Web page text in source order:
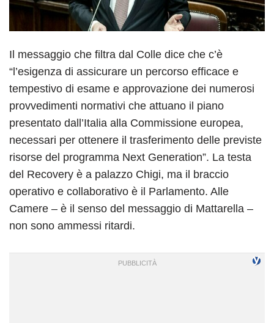
Il messaggio che filtra dal Colle dice che c’è
“l’esigenza di assicurare un percorso efficace e
tempestivo di esame e approvazione dei numerosi
provvedimenti normativi che attuano il piano
presentato dall’Italia alla Commissione europea,
necessari per ottenere il trasferimento delle previste
risorse del programma Next Generation”. La testa
del Recovery è a palazzo Chigi, ma il braccio
operativo e collaborativo è il Parlamento. Alle
Camere – è il senso del messaggio di Mattarella –
non sono ammessi ritardi.